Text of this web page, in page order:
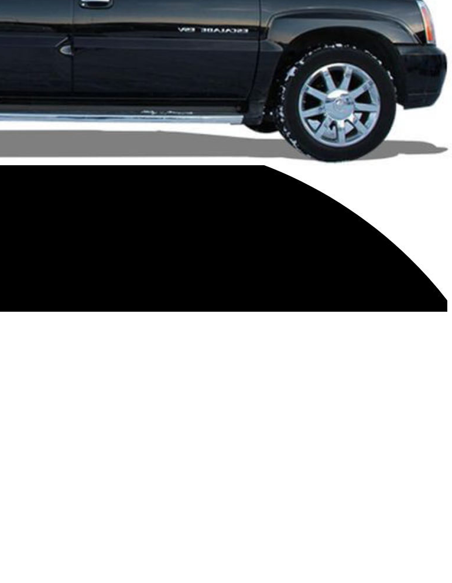
de carro usadas, incluindo todos os Suportes da óptica esquerda da CADILLAC, são rigorosamente
comprometidos em oferecer peças auto de alta qualidade, respeitando o seu orçamento e
catálogo e a nossa dedicação à satisfação do cliente, pode ter a certeza de que encontrará a peça que
peça de carro, a nossa loja online oferece uma experiência de compra sem complicações, com a certeza
seu CADILLAC ESCALADE Pickup em perfeito estado com peças auto usadas de alta qualidade.